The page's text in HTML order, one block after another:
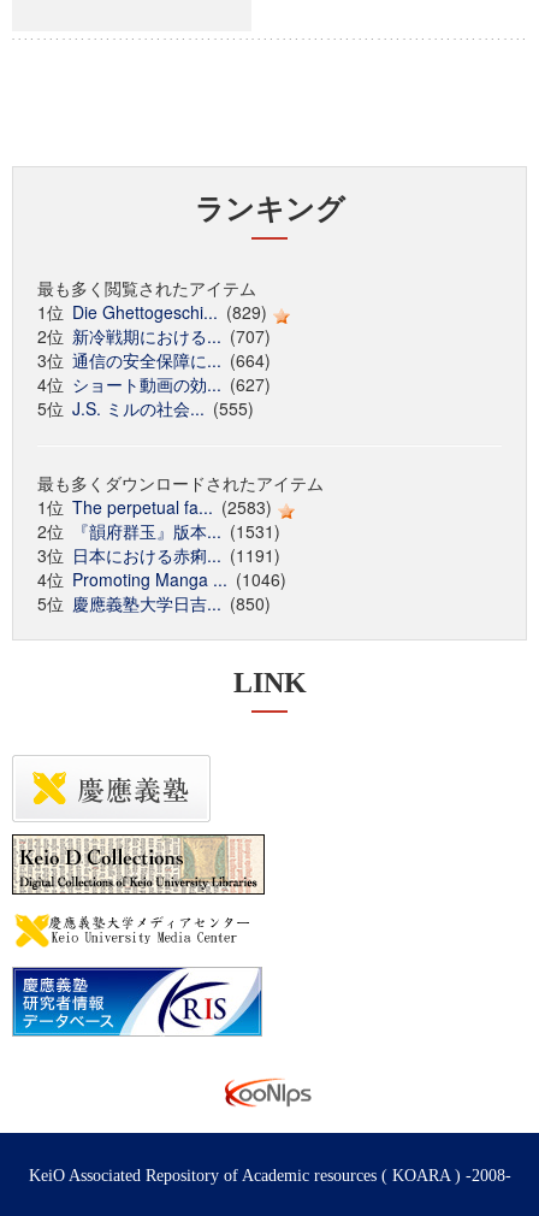
ランキング
最も多く閲覧されたアイテム
1位 Die Ghettogeschi... (829)
2位 新冷戦期における... (707)
3位 通信の安全保障に... (664)
4位 ショート動画の効... (627)
5位 J.S. ミルの社会... (555)
最も多くダウンロードされたアイテム
1位 The perpetual fa... (2583)
2位
『韻府群玉』版本... (1531)
3位 日本における赤痢... (1191)
4位 Promoting Manga ... (1046)
5位 慶應義塾大学日吉... (850)
LINK
KeiO Associated Repository of Academic resources ( KOARA ) -2008-